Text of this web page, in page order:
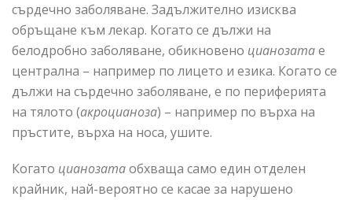
сърдечно заболяване. Задължително изисква
обръщане към лекар. Когато се дължи на
белодробно заболяване, обикновено цианозатае
централна – например по лицето и езика. Когато се
дължи на сърдечно заболяване, е по периферията
на тялото (акроцианоза) – например по върха на
пръстите, върха на носа, ушите.
Когато цианозатаобхваща само един отделен
крайник, най-вероятно се касае за нарушено